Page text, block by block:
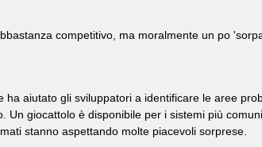
competitivo, ma moralmente un po
aiutato gli sviluppatori a identificare le aree
giocattolo è disponibile per i sistemi più
stanno aspettando molte piacevoli sorprese.